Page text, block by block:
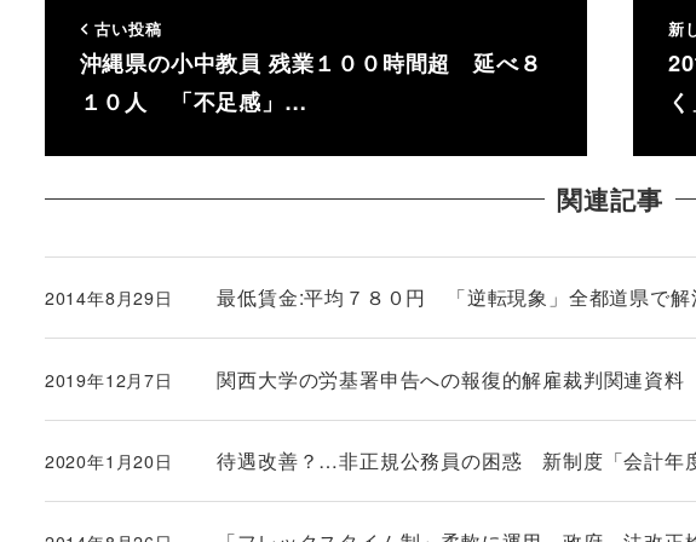
古い投稿
沖縄県の小中教員 残業１００時間超 延べ８
１０人 「不足感」…
新
関連記事
最低賃金:平均７８０円 「逆転現象」全都道県で解
投稿日
2014年8月29日
関西大学の労基署申告への報復的解雇裁判関連資料
投稿日
2019年12月7日
待遇改善？…非正規公務員の困惑 新制度「会計年
投稿日
2020年1月20日